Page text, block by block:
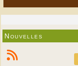
Nouvelles